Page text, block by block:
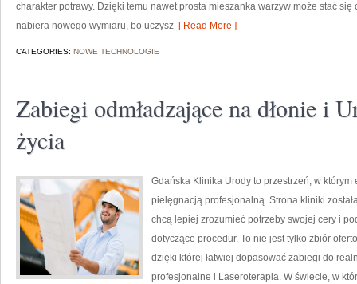
charakter potrawy. Dzięki temu nawet prosta mieszanka warzyw może stać
nabiera nowego wymiaru, bo uczysz [ Read More ]
CATEGORIES: NOWE TECHNOLOGIE
Zabiegi odmładzające na dłonie i
życia
Gdańska Klinika Urody to przestrzeń, w
pielęgnacją profesjonalną. Strona kliniki
chcą lepiej zrozumieć potrzeby swojej cery i
dotyczące procedur. To nie jest tylko zbiór
dzięki której łatwiej dopasować zabiegi do
profesjonalne i Laseroterapia. W świecie, w